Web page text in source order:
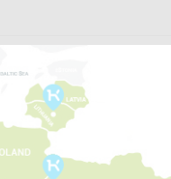
CAT FOOD